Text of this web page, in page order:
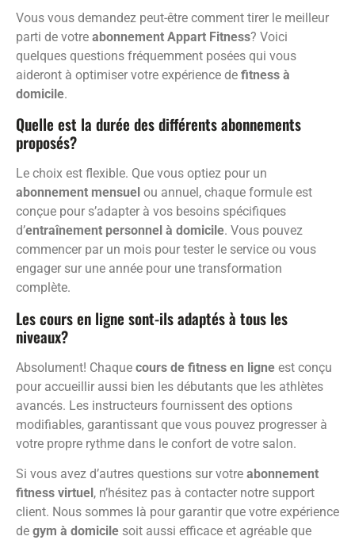
Vous vous demandez peut-être comment tirer le meilleur
parti de votre abonnement Appart Fitness? Voici
quelques questions fréquemment posées qui vous
aideront à optimiser votre expérience de fitness à
domicile.
Quelle est la durée des différents abonnements
proposés?
Le choix est flexible. Que vous optiez pour un
abonnement mensuel ou annuel, chaque formule est
conçue pour s’adapter à vos besoins spécifiques
d’entraînement personnel à domicile. Vous pouvez
commencer par un mois pour tester le service ou vous
engager sur une année pour une transformation
complète.
Les cours en ligne sont-ils adaptés à tous les
niveaux?
Absolument! Chaque cours de fitness en ligne est conçu
pour accueillir aussi bien les débutants que les athlètes
avancés. Les instructeurs fournissent des options
modifiables, garantissant que vous pouvez progresser à
votre propre rythme dans le confort de votre salon.
Si vous avez d’autres questions sur votre abonnement
fitness virtuel, n’hésitez pas à contacter notre support
client. Nous sommes là pour garantir que votre expérience
de gym à domicile soit aussi efficace et agréable que